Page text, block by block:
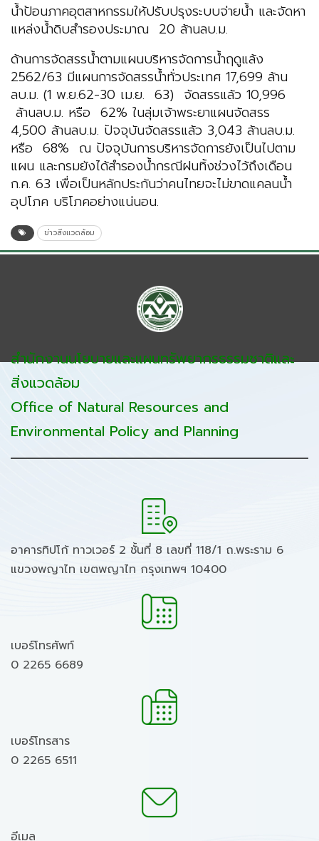
น้ำป้อนภาคอุตสาหกรรมให้ปรับปรุงระบบจ่ายน้ำ และจัดหา
แหล่งน้ำดิบสำรองประมาณ 20 ล้านลบ.ม.
ด้านการจัดสรรน้ำตามแผนบริหารจัดการน้ำฤดูแล้ง
2562/63 มีแผนการจัดสรรน้ำทั่วประเทศ 17,699 ล้าน
ลบ.ม. (1 พ.ย.62-30 เม.ย. 63) จัดสรรแล้ว 10,996
ล้านลบ.ม. หรือ 62% ในลุ่มเจ้าพระยาแผนจัดสรร
4,500 ล้านลบ.ม. ปัจจุบันจัดสรรแล้ว 3,043 ล้านลบ.ม.
หรือ 68% ณ ปัจจุบันการบริหารจัดการยังเป็นไปตาม
แผน และกรมยังได้สำรองน้ำกรณีฝนทิ้งช่วงไว้ถึงเดือน
ก.ค. 63 เพื่อเป็นหลักประกันว่าคนไทยจะไม่ขาดแคลนน้ำ
อุปโภค บริโภคอย่างแน่นอน.
ข่าวสิ่งแวดล้อม
สำนักงานนโยบายและแผนทรัพยากรธรรมชาติและ
สิ่งแวดล้อม
Office of Natural Resources and
Environmental Policy and Planning
อาคารทิปโก้ ทาวเวอร์ 2 ชั้นที่ 8 เลขที่ 118/1 ถ.พระราม 6
แขวงพญาไท เขตพญาไท กรุงเทพฯ 10400
เบอร์โทรศัพท์
0 2265 6689
เบอร์โทรสาร
0 2265 6511
อีเมล